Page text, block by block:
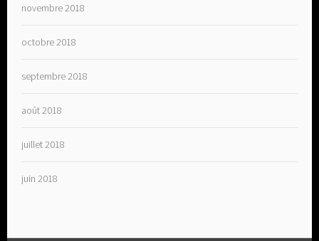
novembre 2018
octobre 2018
septembre 2018
août 2018
juillet 2018
juin 2018